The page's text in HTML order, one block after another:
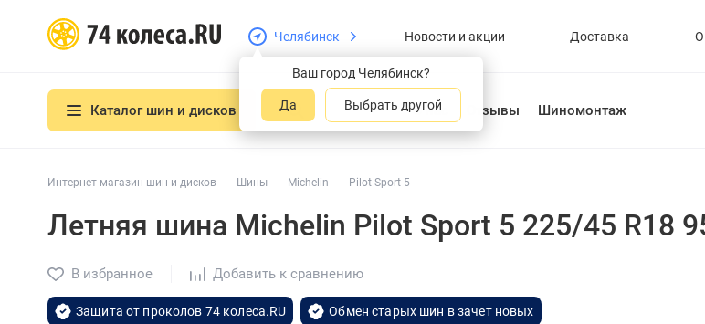
Челябинск
Ваш город Челябинск?
Да Выбрать другой
Новости и акции Доставка
Каталог шин и дисков О нас Отзывы Шиномонтаж
Интернет-магазин шин и дисков Шины Michelin Pilot Sport 5
Летняя шина Michelin Pilot Sport 5 225/45 R18
В избранное Добавить к сравнению
Защита от проколов 74 колеса.RU Обмен старых шин в зачет новых